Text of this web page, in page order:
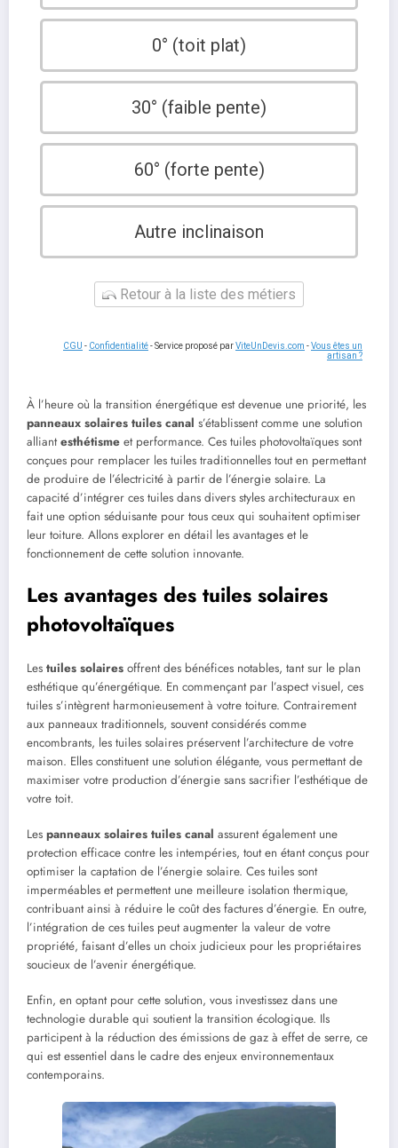
0° (toit plat)
30° (faible pente)
60° (forte pente)
Autre inclinaison
Retour à la liste des métiers
CGU - Confidentialité- Service proposé parViteUnDevis.com -Vous êtes un
artisan ?
À l’heure où la transition énergétique est devenue une priorité, les
panneaux solaires tuiles canal s’établissent comme une solution
alliantesthétisme et performance. Ces tuiles photovoltaïques sont
conçues pour remplacer les tuiles traditionnelles tout en permettant
de produire de l’électricité à partir de l’énergie solaire. La
capacité d’intégrer ces tuiles dans divers styles architecturaux en
fait une option séduisante pour tous ceux qui souhaitent optimiser
leur toiture. Allons explorer en détail les avantages et le
fonctionnement de cette solution innovante.
Les avantages des tuiles solaires
photovoltaïques
Les tuiles solaires offrent des bénéfices notables, tant sur le plan
esthétique qu’énergétique. En commençant par l’aspect visuel, ces
tuiles s’intègrent harmonieusement à votre toiture. Contrairement
aux panneaux traditionnels, souvent considérés comme
encombrants, les tuiles solaires préservent l’architecture de votre
maison. Elles constituent une solution élégante, vous permettant de
maximiser votre production d’énergie sans sacrifier l’esthétique de
votre toit.
Les panneaux solaires tuiles canal assurent également une
protection efficace contre les intempéries, tout en étant conçus pour
optimiser la captation de l’énergie solaire. Ces tuiles sont
imperméables et permettent une meilleure isolation thermique,
contribuant ainsi à réduire le coût des factures d’énergie. En outre,
l’intégration de ces tuiles peut augmenter la valeur de votre
propriété, faisant d’elles un choix judicieux pour les propriétaires
soucieux de l’avenir énergétique.
Enfin, en optant pour cette solution, vous investissez dans une
technologie durable qui soutient la transition écologique. Ils
participent à la réduction des émissions de gaz à effet de serre, ce
qui est essentiel dans le cadre des enjeux environnementaux
contemporains.